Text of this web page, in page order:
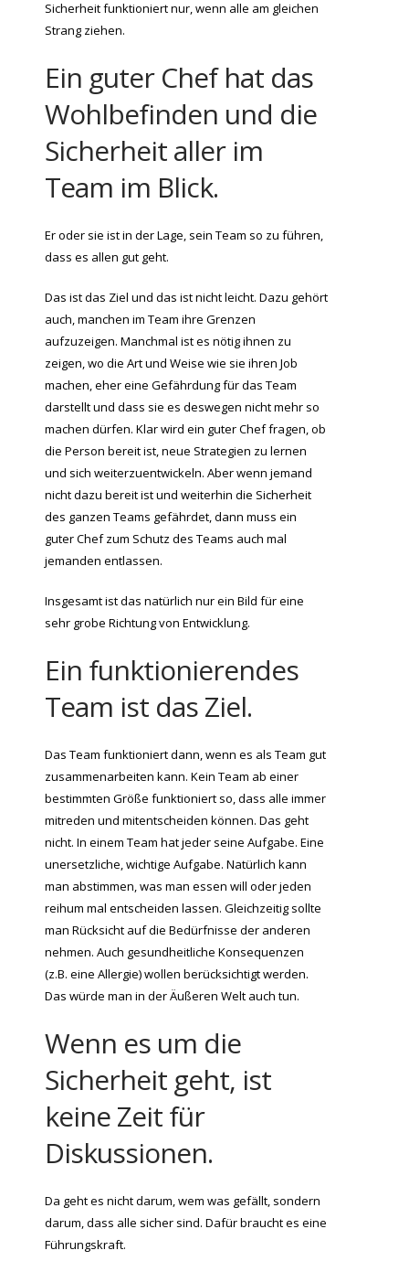
Sicherheit funktioniert nur, wenn alle am gleichen
Strang ziehen.
Ein guter Chef hat das
Wohlbefinden und die
Sicherheit aller im
Team im Blick.
Er oder sie ist in der Lage, sein Team so zu führen,
dass es allen gut geht.
Das ist das Ziel und das ist nicht leicht. Dazu gehört
auch, manchen im Team ihre Grenzen
aufzuzeigen. Manchmal ist es nötig ihnen zu
zeigen, wo die Art und Weise wie sie ihren Job
machen, eher eine Gefährdung für das Team
darstellt und dass sie es deswegen nicht mehr so
machen dürfen. Klar wird ein guter Chef fragen, ob
die Person bereit ist, neue Strategien zu lernen
und sich weiterzuentwickeln. Aber wenn jemand
nicht dazu bereit ist und weiterhin die Sicherheit
des ganzen Teams gefährdet, dann muss ein
guter Chef zum Schutz des Teams auch mal
jemanden entlassen.
Insgesamt ist das natürlich nur ein Bild für eine
sehr grobe Richtung von Entwicklung.
Ein funktionierendes
Team ist das Ziel.
Das Team funktioniert dann, wenn es als Team gut
zusammenarbeiten kann. Kein Team ab einer
bestimmten Größe funktioniert so, dass alle immer
mitreden und mitentscheiden können. Das geht
nicht. In einem Team hat jeder seine Aufgabe. Eine
unersetzliche, wichtige Aufgabe. Natürlich kann
man abstimmen, was man essen will oder jeden
reihum mal entscheiden lassen. Gleichzeitig sollte
man Rücksicht auf die Bedürfnisse der anderen
nehmen. Auch gesundheitliche Konsequenzen
(z.B. eine Allergie) wollen berücksichtigt werden.
Das würde man in der Äußeren Welt auch tun.
Wenn es um die
Sicherheit geht, ist
keine Zeit für
Diskussionen.
Da geht es nicht darum, wem was gefällt, sondern
darum, dass alle sicher sind. Dafür braucht es eine
Führungskraft.